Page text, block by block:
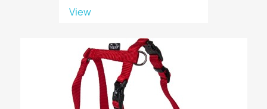
View